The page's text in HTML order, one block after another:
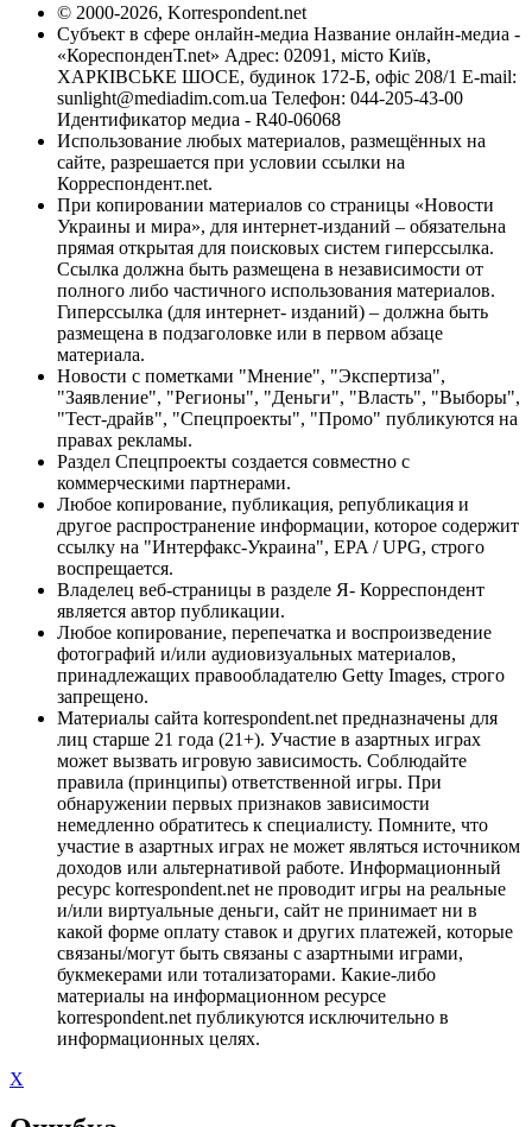
© 2000-2026, Korrespondent.net
Субъект в сфере онлайн-медиа Название онлайн-медиа -
«КореспонденТ.net» Адрес: 02091, місто Київ,
ХАРКІВСЬКЕ ШОСЕ, будинок 172-Б, офіс 208/1 E-mail:
sunlight@mediadim.com.ua Телефон: 044-205-43-00
Идентификатор медиа - R40-06068
Использование любых материалов, размещённых на
сайте, разрешается при условии ссылки на
Корреспондент.net.
При копировании материалов со страницы «Новости
Украины и мира», для интернет-изданий – обязательна
прямая открытая для поисковых систем гиперссылка.
Ссылка должна быть размещена в независимости от
полного либо частичного использования материалов.
Гиперссылка (для интернет- изданий) – должна быть
размещена в подзаголовке или в первом абзаце
материала.
Новости с пометками "Мнение", "Экспертиза",
"Заявление", "Регионы", "Деньги", "Власть", "Выборы",
"Тест-драйв", "Спецпроекты", "Промо" публикуются на
правах рекламы.
Раздел Спецпроекты создается совместно с
коммерческими партнерами.
Любое копирование, публикация, републикация и
другое распространение информации, которое содержит
ссылку на "Интерфакс-Украина", EPA / UPG, строго
воспрещается.
Владелец веб-страницы в разделе Я- Корреспондент
является автор публикации.
Любое копирование, перепечатка и воспроизведение
фотографий и/или аудиовизуальных материалов,
принадлежащих правообладателю Getty Images, строго
запрещено.
Материалы сайта korrespondent.net предназначены для
лиц старше 21 года (21+). Участие в азартных играх
может вызвать игровую зависимость. Соблюдайте
правила (принципы) ответственной игры. При
обнаружении первых признаков зависимости
немедленно обратитесь к специалисту. Помните, что
участие в азартных играх не может являться источником
доходов или альтернативой работе. Информационный
ресурс korrespondent.net не проводит игры на реальные
и/или виртуальные деньги, сайт не принимает ни в
какой форме оплату ставок и других платежей, которые
связаны/могут быть связаны с азартными играми,
букмекерами или тотализаторами. Какие-либо
материалы на информационном ресурсе
korrespondent.net публикуются исключительно в
информационных целях.
X